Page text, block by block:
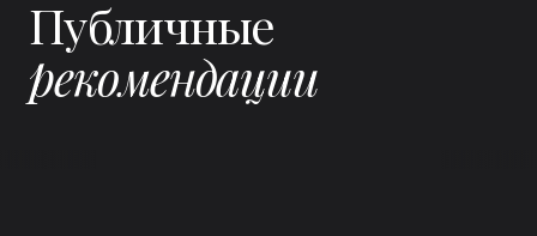
Публичные
рекомендации